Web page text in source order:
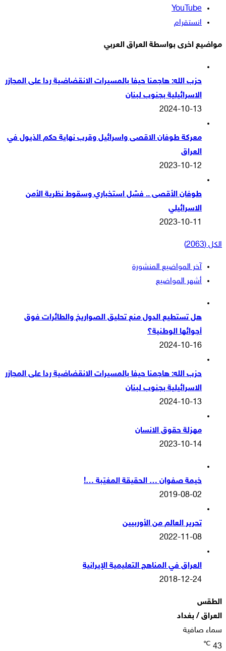
‫YouTube
انستقرام
مواضيع اخرى بواسطة العراق العربي
حزب الله: هاجمنا حيفا بالمسيرات الانقضاضية ردا على المجازر
الاسرائيلية بجنوب لبنان
2024-10-13
معركة طوفان الاقصى واسرائيل وقرب نهاية حكم الذيول في
العراق
2023-10-12
طوفان الأقصى .. فشل استخباري وسقوط نظرية الأمن
الاسرائيلي
2023-10-11
الكل (2063)
آخر المواضيع المنشورة
أشهر المواضيع
هل تستطيع الدول منع تحليق الصواريخ والطائرات فوق
أجوائها الوطنية؟
2024-10-16
حزب الله: هاجمنا حيفا بالمسيرات الانقضاضية ردا على المجازر
الاسرائيلية بجنوب لبنان
2024-10-13
مهزلة حقوق الانسان
2023-10-14
خيمة صفوان … الحقيقة المغيّبة …!
2019-08-02
تحرير العالم من الأوربيين
2022-11-08
العراق في المناهج التعليمية الإيرانية
2018-12-24
الطقس
العراق / بغداد
سماء صافية
43
℃